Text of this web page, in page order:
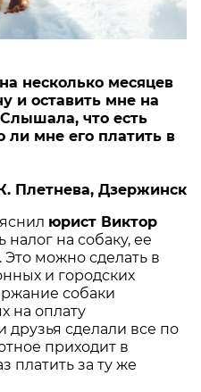
несколько месяцев
и оставить мне на
что есть
ли мне его платить в
Плетнева, Дзержинск
юрист Виктор
налог на собаку, ее
Это можно сделать в
и городских
собаки
на оплату
друзья сделали все по
приходит в
платить за ту же